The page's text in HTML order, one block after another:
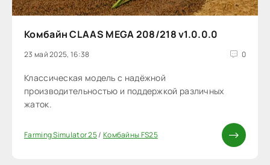
Комбайн CLAAS MEGA 208/218 v1.0.0.0
23 май 2025, 16:38 0
Классическая модель с надёжной
производительностью и поддержкой различных
жаток.
Farming Simulator 25/ Комбайны FS25